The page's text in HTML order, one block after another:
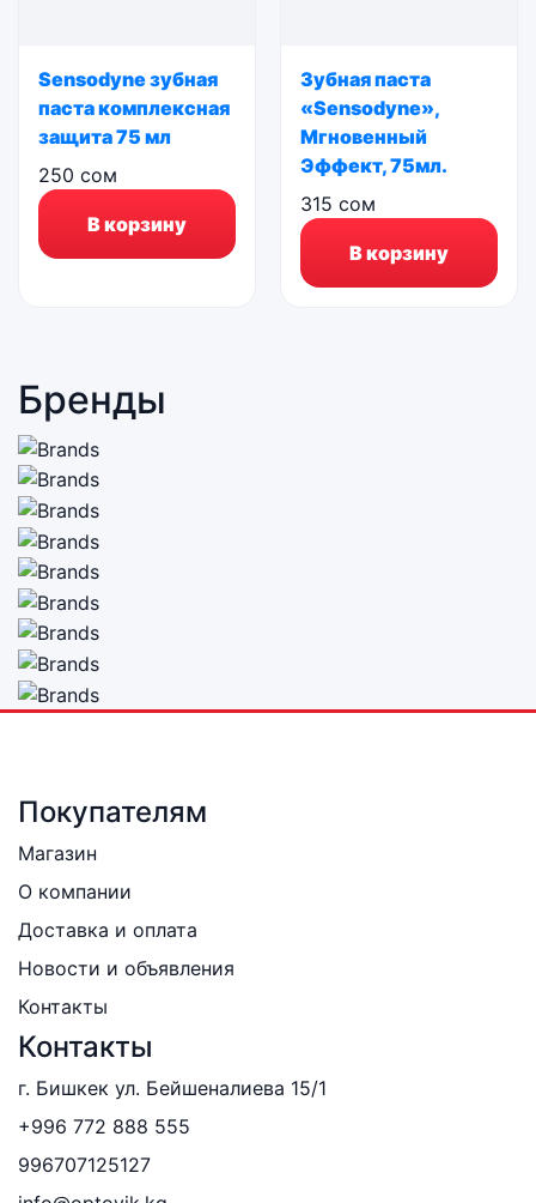
Sensodyne зубная
паста комплексная
защита 75 мл
250 сом
В корзину
Зубная паста
«Sensodyne»,
Мгновенный
Эффект, 75мл.
315 сом
В корзину
Бренды
Покупателям
Магазин
О компании
Доставка и оплата
Новости и объявления
Контакты
Контакты
г. Бишкек ул. Бейшеналиева 15/1
+996 772 888 555
996707125127